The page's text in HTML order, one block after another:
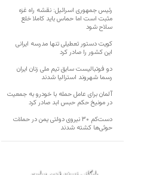
رئیس‌ جمهوری اسرائیل: نقشه راه غزه
مثبت است اما حماس باید کاملا خلع
سلاح شود
کویت دستور تعطیلی تنها مدرسه ایرانی
این کشور را صادر کرد
دو فوتبالیست سابق تیم ملی زنان ایران
رسما شهروند استرالیا شدند
آلمان برای عامل حمله با خودرو به جمعیت
در مونیخ حکم حبس ابد صادر کرد
دست‌کم ۳۰ نیروی دولتی یمن در حملات
حوثی‌ها کشته شدند
بایگانی نسخه قدیم سایت